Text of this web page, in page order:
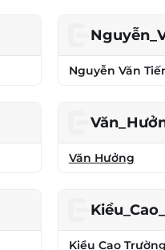
Nguyễn Văn
Văn Hưởng
Kiều Cao